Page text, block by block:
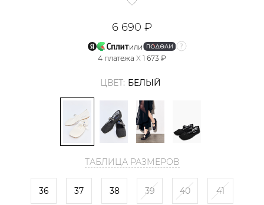
6 690 ₽
или
4 платежа X 1 673 ₽
ЦВЕТ: БЕЛЫЙ
ТАБЛИЦА РАЗМЕРОВ
36 37 38 39 40 41